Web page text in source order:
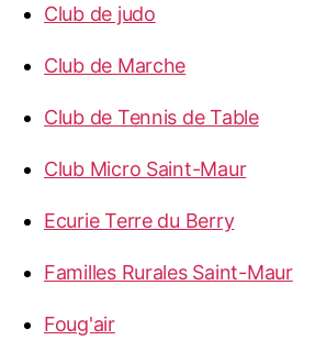
Club de judo
Club de Marche
Club de Tennis de Table
Club Micro Saint-Maur
Ecurie Terre du Berry
Familles Rurales Saint-Maur
Foug'air